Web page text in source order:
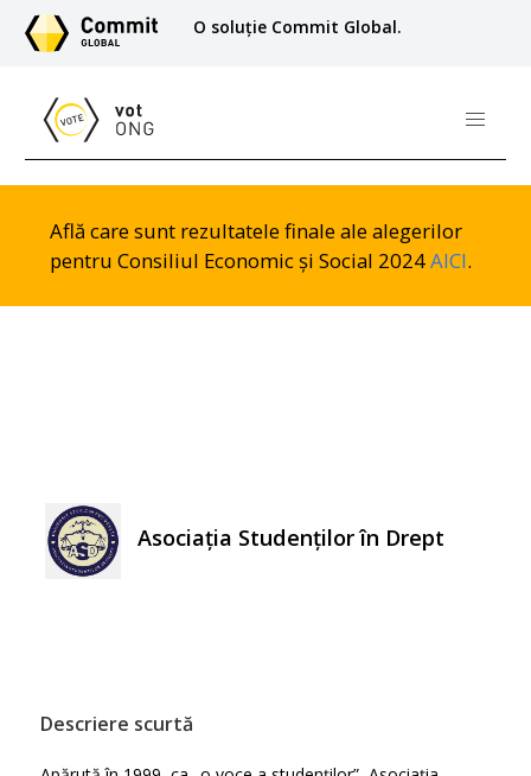
O soluție Commit Global.
Află care sunt rezultatele finale ale alegerilor
pentru Consiliul Economic și Social 2024AICI.
Asociația Studenților în Drept
Descriere scurtă